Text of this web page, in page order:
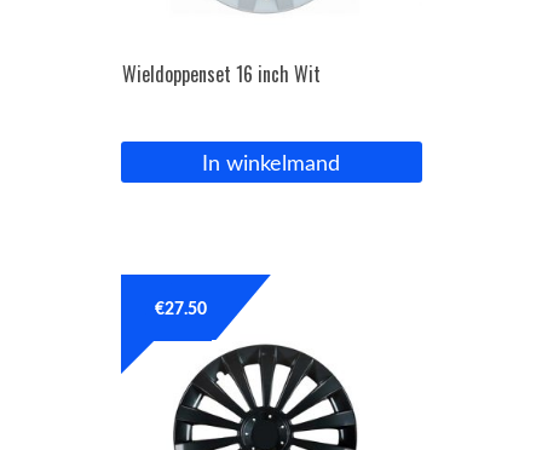
Wieldoppenset 16 inch Wit
In winkelmand
€27.50